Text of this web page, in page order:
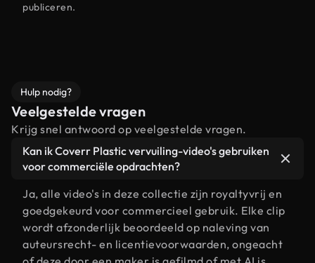
publiceren.
Hulp nodig?
Veelgestelde vragen
Krijg snel antwoord op veelgestelde vragen.
Kan ik Coverr Plastic vervuiling-video's gebruiken
voor commerciële opdrachten?
Ja, alle video's in deze collectie zijn royaltyvrij en
goedgekeurd voor commercieel gebruik. Elke clip
wordt afzonderlijk beoordeeld op naleving van
auteursrecht- en licentievoorwaarden, ongeacht